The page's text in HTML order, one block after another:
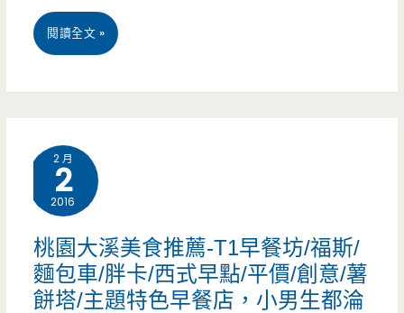
院/
隱
身
在
社
區
烤
香
獅
子
林/
小
吃/
桃
美
食
推
薦-
松
閱讀全文 »
2 月
2
2016
桃園大溪美食推薦-T1早餐坊/福斯/
麵包車/胖卡/西式早點/平價/創意/薯
餅塔/主題特色早餐店，小男生都淪